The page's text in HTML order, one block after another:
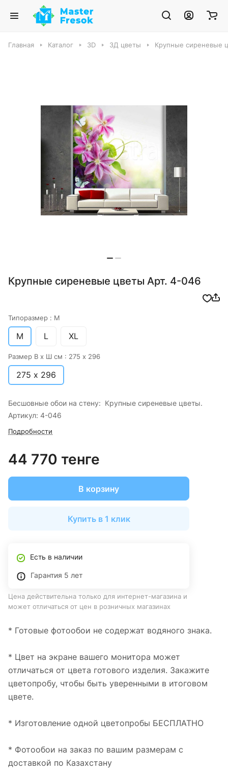
Главная Каталог 3D 3Д цветы Крупные сиреневые
Крупные сиреневые цветы Арт. 4-046
Типоразмер : M
M L XL
Размер В х Ш см : 275 х 296
275 х 296
Бесшовные обои на стену: Крупные сиреневые цветы.
Артикул: 4-046
Подробности
44 770 тенге
В корзину
Купить в 1 клик
Есть в наличии
Гарантия 5 лет
Цена действительна только для интернет-магазина и
может отличаться от цен в розничных магазинах
* Готовые фотообои не содержат водяного знака.
* Цвет на экране вашего монитора может
отличаться от цвета готового изделия. Закажите
цветопробу, чтобы быть уверенными в итоговом
цвете.
* Изготовление одной цветопробы БЕСПЛАТНО
* Фотообои на заказ по вашим размерам с
доставкой по Казахстану